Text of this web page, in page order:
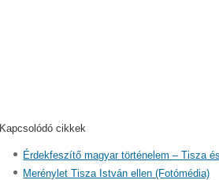
Kapcsolódó cikkek
Érdekfeszítő magyar történelem – Tisza
Merénylet Tisza István ellen (Fotómédia)